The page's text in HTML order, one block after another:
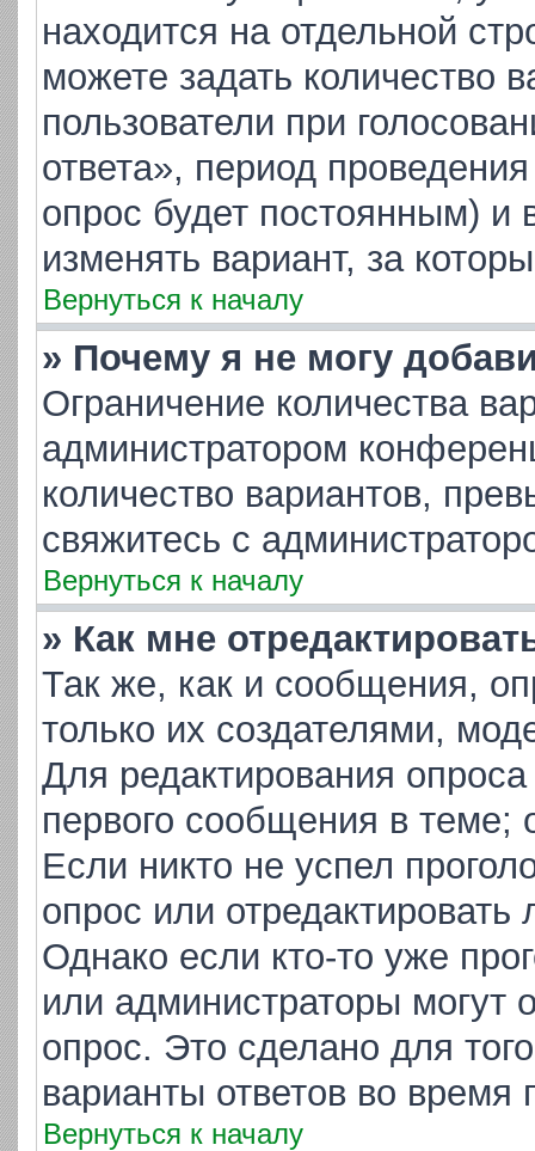
находится на отдельной
можете задать количество
пользователи при
ответа», период
опрос будет постоянным) и
изменять вариант, за
Вернуться к началу
» Почему я не могу
Ограничение количества
администратором
количество вариантов,
свяжитесь с
Вернуться к началу
» Как мне
Так же, как и сообщения,
только их создателями,
Для редактирования
первого сообщения в теме;
Если никто не успел
опрос или
Однако если кто-то уже
или администраторы могут
опрос. Это сделано для
варианты ответов во время
Вернуться к началу